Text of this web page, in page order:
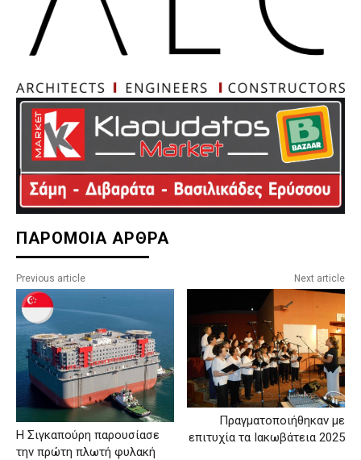
ΠΑΡΟΜΟΙΑ ΑΡΘΡΑ
Previous article
Η Σιγκαπούρη παρουσίασε
την πρώτη πλωτή φυλακή
Next article
Πραγματοποιήθηκαν με
επιτυχία τα Ιακωβάτεια 2025